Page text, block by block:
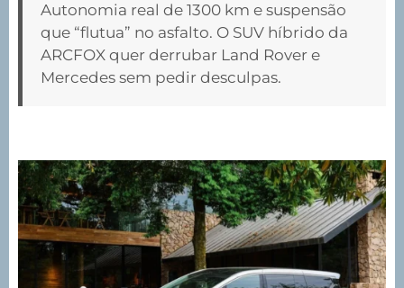
Autonomia real de 1300 km e suspensão
que “flutua” no asfalto. O SUV híbrido da
ARCFOX quer derrubar Land Rover e
Mercedes sem pedir desculpas.